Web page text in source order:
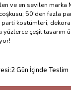
ve en sevilen marka
50'den fazla
kostümleri,
yüzlerce çeşit
:2 Gün İçinde Teslim